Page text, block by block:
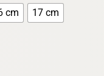
cm
17 cm